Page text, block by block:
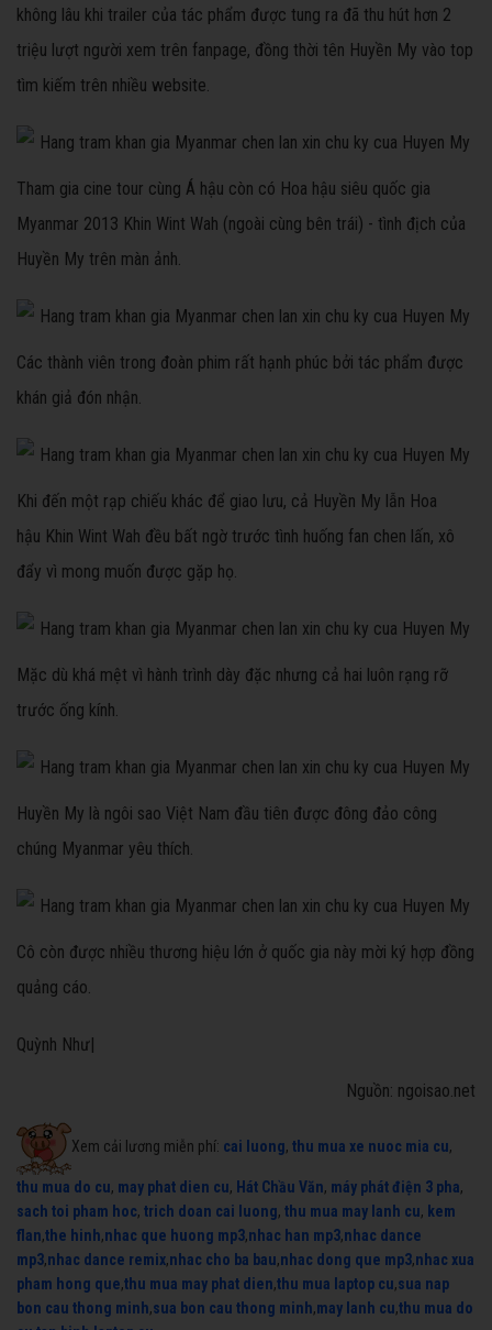
không lâu khi trailer của tác phẩm được tung ra đã thu hút hơn 2
triệu lượt người xem trên fanpage, đồng thời tên Huyền My vào top
tìm kiếm trên nhiều website.
Tham gia cine tour cùng Á hậu còn có Hoa hậu siêu quốc gia
Myanmar 2013 Khin Wint Wah (ngoài cùng bên trái) - tình địch của
Huyền My trên màn ảnh.
Các thành viên trong đoàn phim rất hạnh phúc bởi tác phẩm được
khán giả đón nhận.
Khi đến một rạp chiếu khác để giao lưu, cả Huyền My lẫn Hoa
hậu Khin Wint Wah đều bất ngờ trước tình huống fan chen lấn, xô
đẩy vì mong muốn được gặp họ.
Mặc dù khá mệt vì hành trình dày đặc nhưng cả hai luôn rạng rỡ
trước ống kính.
Huyền My là ngôi sao Việt Nam đầu tiên được đông đảo công
chúng Myanmar yêu thích.
Cô còn được nhiều thương hiệu lớn ở quốc gia này mời ký hợp đồng
quảng cáo.
Quỳnh Như|
Nguồn: ngoisao.net
Xem cải lương miễn phí: cai luong, thu mua xe nuoc mia cu,
thu mua do cu, may phat dien cu, Hát Chầu Văn, máy phát điện 3 pha,
sach toi pham hoc, trich doan cai luong, thu mua may lanh cu, kem
flan,the hinh,nhac que huong mp3,nhac han mp3,nhac dance
mp3,nhac dance remix,nhac cho ba bau,nhac dong que mp3,nhac xua
pham hong que,thu mua may phat dien,thu mua laptop cu,sua nap
bon cau thong minh,sua bon cau thong minh,may lanh cu,thu mua do